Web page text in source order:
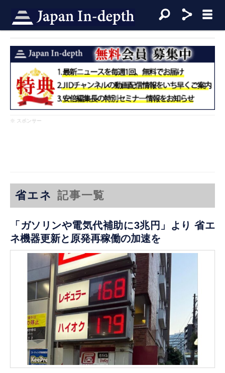
※ スポンサー
省エネ 記事一覧
「ガソリンや電気代補助に3兆円」より 省エ
ネ機器更新と原発再稼働の加速を